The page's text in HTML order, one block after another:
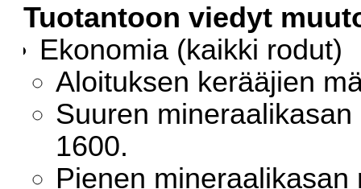
Tuotantoon viedyt
Ekonomia (kaikki rodut)
Aloituksen kerääjien
Suuren
1600.
Pienen